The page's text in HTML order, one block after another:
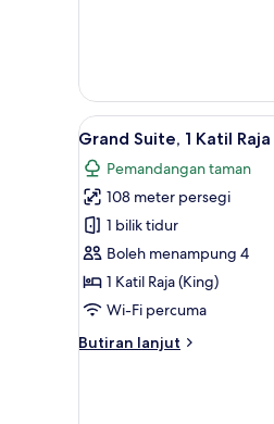
Katil,
Connecting
Rooms
Lihat
semua
foto
untuk
Grand
Suite,
1
Katil
(King)
9
Grand Suite, 1 Katil
Pemandangan taman
108 meter persegi
1 bilik tidur
Boleh menampung 4
1 Katil Raja (King)
Wi-Fi percuma
Butiran lanjut
Butiran